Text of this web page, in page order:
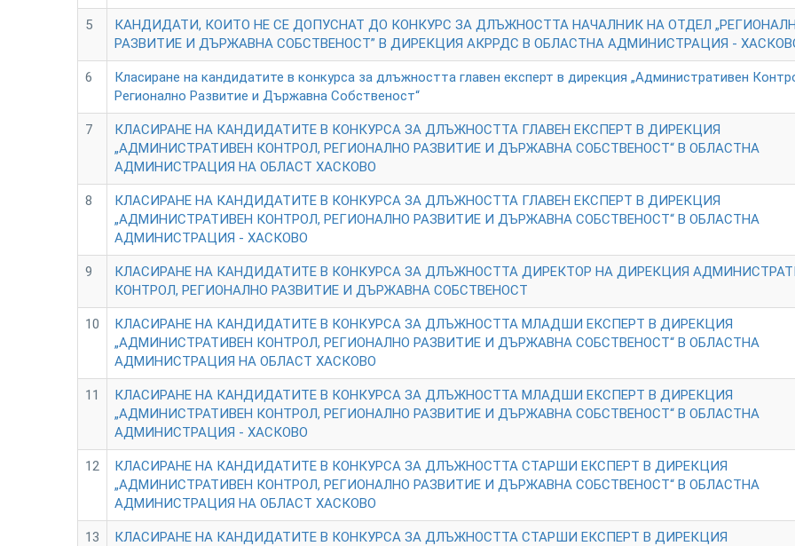
5
КАНДИДАТИ, КОИТО НЕ СЕ ДОПУСНАТ ДО КОНКУРС ЗА ДЛЪЖНОСТТА НАЧАЛНИК НА ОТДЕЛ
РАЗВИТИЕ И ДЪРЖАВНА СОБСТВЕНОСТ” В ДИРЕКЦИЯ АКРРДС В ОБЛАСТНА АДМИНИСТРАЦИЯ -
6
Класиране на кандидатите в конкурса за длъжността главен експерт в дирекция „Административен
Регионално Развитие и Държавна Собственост“
7
КЛАСИРАНЕ НА КАНДИДАТИТЕ В КОНКУРСА ЗА ДЛЪЖНОСТТА ГЛАВЕН ЕКСПЕРТ В ДИРЕКЦИЯ
„АДМИНИСТРАТИВЕН КОНТРОЛ, РЕГИОНАЛНО РАЗВИТИЕ И ДЪРЖАВНА СОБСТВЕНОСТ“ В ОБЛАСТНА
АДМИНИСТРАЦИЯ НА ОБЛАСТ ХАСКОВО
8
КЛАСИРАНЕ НА КАНДИДАТИТЕ В КОНКУРСА ЗА ДЛЪЖНОСТТА ГЛАВЕН ЕКСПЕРТ В ДИРЕКЦИЯ
„АДМИНИСТРАТИВЕН КОНТРОЛ, РЕГИОНАЛНО РАЗВИТИЕ И ДЪРЖАВНА СОБСТВЕНОСТ“ В ОБЛАСТНА
АДМИНИСТРАЦИЯ - ХАСКОВО
9
КЛАСИРАНЕ НА КАНДИДАТИТЕ В КОНКУРСА ЗА ДЛЪЖНОСТТА ДИРЕКТОР НА ДИРЕКЦИЯ
КОНТРОЛ, РЕГИОНАЛНО РАЗВИТИЕ И ДЪРЖАВНА СОБСТВЕНОСТ
10
КЛАСИРАНЕ НА КАНДИДАТИТЕ В КОНКУРСА ЗА ДЛЪЖНОСТТА МЛАДШИ ЕКСПЕРТ В ДИРЕКЦИЯ
„АДМИНИСТРАТИВЕН КОНТРОЛ, РЕГИОНАЛНО РАЗВИТИЕ И ДЪРЖАВНА СОБСТВЕНОСТ“ В ОБЛАСТНА
АДМИНИСТРАЦИЯ НА ОБЛАСТ ХАСКОВО
11
КЛАСИРАНЕ НА КАНДИДАТИТЕ В КОНКУРСА ЗА ДЛЪЖНОСТТА МЛАДШИ ЕКСПЕРТ В ДИРЕКЦИЯ
„АДМИНИСТРАТИВЕН КОНТРОЛ, РЕГИОНАЛНО РАЗВИТИЕ И ДЪРЖАВНА СОБСТВЕНОСТ“ В ОБЛАСТНА
АДМИНИСТРАЦИЯ - ХАСКОВО
12
КЛАСИРАНЕ НА КАНДИДАТИТЕ В КОНКУРСА ЗА ДЛЪЖНОСТТА СТАРШИ ЕКСПЕРТ В ДИРЕКЦИЯ
„АДМИНИСТРАТИВЕН КОНТРОЛ, РЕГИОНАЛНО РАЗВИТИЕ И ДЪРЖАВНА СОБСТВЕНОСТ“ В ОБЛАСТНА
АДМИНИСТРАЦИЯ НА ОБЛАСТ ХАСКОВО
13
КЛАСИРАНЕ НА КАНДИДАТИТЕ В КОНКУРСА ЗА ДЛЪЖНОСТТА СТАРШИ ЕКСПЕРТ В ДИРЕКЦИЯ